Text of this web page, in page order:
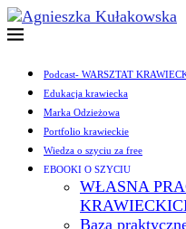
Podcast- WARSZTAT
Edukacja krawiecka
Marka Odzieżowa
Portfolio krawieckie
Wiedza o szyciu za free
EBOOKI O SZYCIU
WŁASNA
Baza